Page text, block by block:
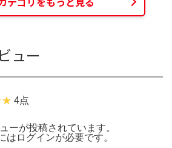
ュー
4点
ーが投稿されています。
は ログインが必要です。